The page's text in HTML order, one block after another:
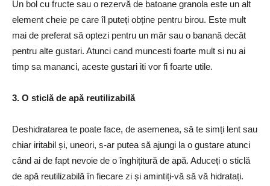
Un bol cu ​​fructe sau o rezervă de batoane granola este un alt
element cheie pe care îl puteți obține pentru birou. Este mult
mai de preferat să optezi pentru un măr sau o banană decât
pentru alte gustari. Atunci cand muncesti foarte mult si nu ai
timp sa mananci, aceste gustari iti vor fi foarte utile.
3. O sticlă de apă reutilizabilă
Deshidratarea te poate face, de asemenea, să te simți lent sau
chiar iritabil și, uneori, s-ar putea să ajungi la o gustare atunci
când ai de fapt nevoie de o înghițitură de apă. Aduceți o sticlă
de apă reutilizabilă în fiecare zi și amintiți-vă să vă hidratați.